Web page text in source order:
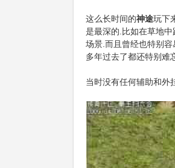
这么长时间的神途玩下
是最深的.比如在草地中
场景.而且曾经也特别
多年过去了都还特别难
当时没有任何辅助和外